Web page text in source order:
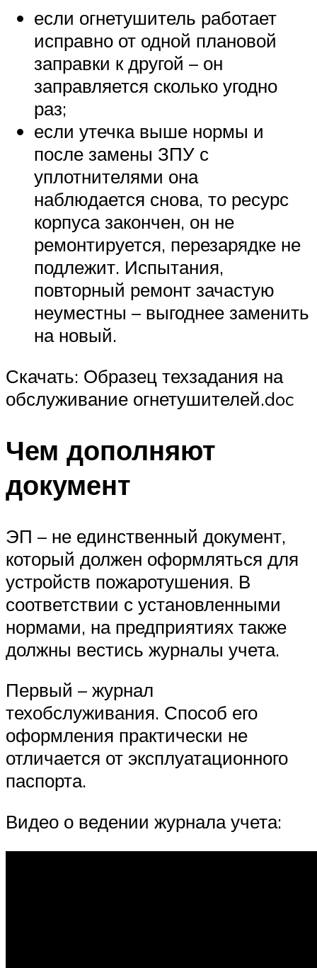
если огнетушитель работает
исправно от одной плановой
заправки к другой – он
заправляется сколько угодно
раз;
если утечка выше нормы и
после замены ЗПУ с
уплотнителями она
наблюдается снова, то ресурс
корпуса закончен, он не
ремонтируется, перезарядке не
подлежит. Испытания,
повторный ремонт зачастую
неуместны – выгоднее заменить
на новый.
Скачать: Образец техзадания на
обслуживание огнетушителей.doc
Чем дополняют
документ
ЭП – не единственный документ,
который должен оформляться для
устройств пожаротушения. В
соответствии с установленными
нормами, на предприятиях также
должны вестись журналы учета.
Первый – журнал
техобслуживания. Способ его
оформления практически не
отличается от эксплуатационного
паспорта.
Видео о ведении журнала учета: